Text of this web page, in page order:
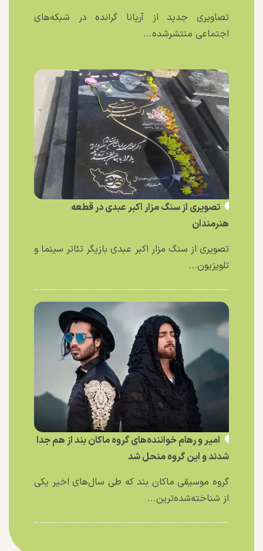
تصاویری جدید از آریانا گرانده در شبکه‌های
اجتماعی منتشرشده...
تصویری از سنگ مزار اکبر عبدی در قطعه
هنرمندان
تصویری از سنگ مزار اکبر عبدی بازیگر تئاتر سینما و
تلویزیون...
امیر و رهام خواننده‌های گروه ماکان بند از هم جدا
شدند و این گروه منحل شد
گروه موسیقی ماکان بند که طی سال‌های اخیر یکی
از شناخته‌شده‌ترین...